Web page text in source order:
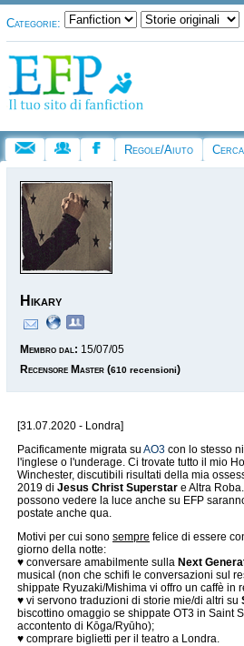
Categorie:
Regole/Aiuto Cerca
Hikary
Membro dal: 15/07/05
Recensore Master (610 recensioni)
[31.07.2020 - Londra]
Pacificamente migrata su AO3 con lo stesso
l'inglese o l'underage. Ci trovate tutto il mio
Winchester, discutibili risultati della mia
2019 di Jesus Christ Superstar e Altra
possono vedere la luce anche su EFP
postate anche qua.
Motivi per cui sono sempre felice di essere
giorno della notte:
♥ conversare amabilmente sulla Next
musical (non che schifi le conversazioni sul
shippate Ryuzaki/Mishima vi offro un caffè in
♥ vi servono traduzioni di storie mie/di altri su
biscottino omaggio se shippate OT3 in Saint
accontento di Kōga/Ryūho);
♥ comprare biglietti per il teatro a Londra.